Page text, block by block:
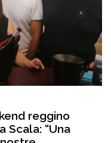
reggino
Scala: “Una